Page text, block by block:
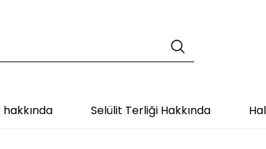
Selülit Terliği Hakkında